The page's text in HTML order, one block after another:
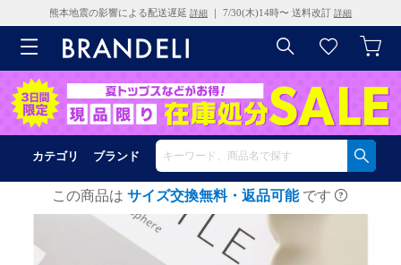
熊本地震の影響による配送遅延 詳細 ｜ 7/30(木)14時〜 送料改訂 詳細
カテゴリ ブランド
この商品は サイズ交換無料・返品可能 です